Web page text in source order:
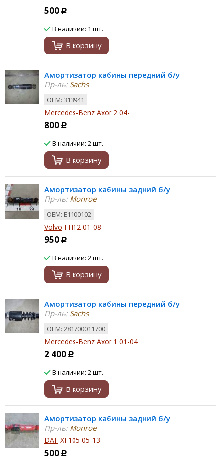
500 Р
В наличии: 1 шт.
В корзину
Амортизатор кабины передний б/у
Пр-ль:Sachs
ОЕМ: 313941
Mercedes-Benz Axor 2 04-
800 Р
В наличии: 2 шт.
В корзину
Амортизатор кабины задний б/у
Пр-ль:Monroe
ОЕМ: E1100102
Volvo FH12 01-08
950 Р
В наличии: 2 шт.
В корзину
Амортизатор кабины передний б/у
Пр-ль:Sachs
ОЕМ: 281700011700
Mercedes-Benz Axor 1 01-04
2 400 Р
В наличии: 2 шт.
В корзину
Амортизатор кабины задний б/у
Пр-ль:Monroe
DAF XF105 05-13
500 Р